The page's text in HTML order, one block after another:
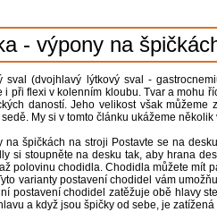
- výpony na
sval (dvojhlavý lýtkový sval -
i při flexi v kolenním kloubu. Tvar a mohu
daností. Jeho velikost však můžeme
My si v tomto článku ukážeme
na špičkách na stroji Postavte se na
si stoupněte na desku tak, aby hrana
polovinu chodidla. Chodidla můžete mít
varianty postavení chodidel vám
postavení chodidel zatěžuje obě hlavy
a když jsou špičky od sebe, je